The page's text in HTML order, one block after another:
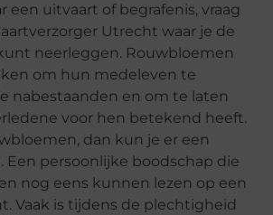
een uitvaart of begrafenis, vraag
Utrecht waar je de
neerleggen. Rouwbloemen
om hun medeleven te
nabestaanden en om te laten
voor hen betekend heeft.
dan kun je er een
Een persoonlijke boodschap die
nog eens kunnen lezen op een
Vaak is tijdens de plechtigheid